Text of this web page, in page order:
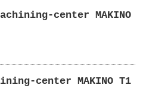
center MAKINO
center MAKINO T1